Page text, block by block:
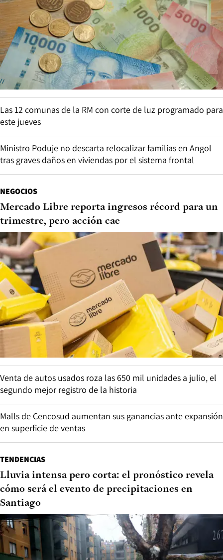
Las 12 comunas de la RM con corte de luz programado para
este jueves
Ministro Poduje no descarta relocalizar familias en Angol
tras graves daños en viviendas por el sistema frontal
NEGOCIOS
Mercado Libre reporta ingresos récord para un
trimestre, pero acción cae
Venta de autos usados roza las 650 mil unidades a julio, el
segundo mejor registro de la historia
Malls de Cencosud aumentan sus ganancias ante expansión
en superficie de ventas
TENDENCIAS
Lluvia intensa pero corta: el pronóstico revela
cómo será el evento de precipitaciones en
Santiago